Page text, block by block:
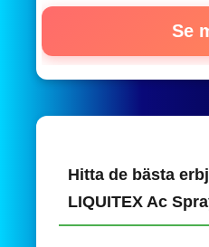
Se
Hitta de bästa
LIQUITEX Ac